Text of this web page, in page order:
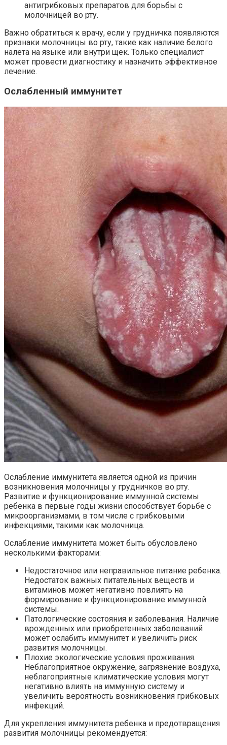
антигрибковых препаратов для борьбы с
молочницей во рту.
Важно обратиться к врачу, если у грудничка появляются
признаки молочницы во рту, такие как наличие белого
налета на языке или внутри щек. Только специалист
может провести диагностику и назначить эффективное
лечение.
Ослабленный иммунитет
Ослабление иммунитета является одной из причин
возникновения молочницы у грудничков во рту.
Развитие и функционирование иммунной системы
ребенка в первые годы жизни способствует борьбе с
микроорганизмами, в том числе с грибковыми
инфекциями, такими как молочница.
Ослабление иммунитета может быть обусловлено
несколькими факторами:
Недостаточное или неправильное питание ребенка.
Недостаток важных питательных веществ и
витаминов может негативно повлиять на
формирование и функционирование иммунной
системы.
Патологические состояния и заболевания. Наличие
врожденных или приобретенных заболеваний
может ослабить иммунитет и увеличить риск
развития молочницы.
Плохие экологические условия проживания.
Неблагоприятное окружение, загрязнение воздуха,
неблагоприятные климатические условия могут
негативно влиять на иммунную систему и
увеличить вероятность возникновения грибковых
инфекций.
Для укрепления иммунитета ребенка и предотвращения
развития молочницы рекомендуется: